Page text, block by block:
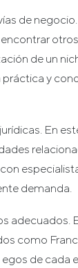
de
de un
y
En
demanda.
adecuados.
como
de cada